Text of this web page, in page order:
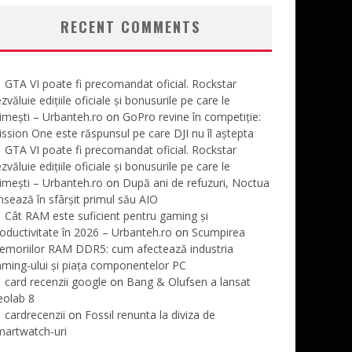
RECENT COMMENTS
GTA VI poate fi precomandat oficial. Rockstar
edițiile oficiale și bonusurile pe care le
– Urbanteh.ro on GoPro revine în competiție:
One este răspunsul pe care DJI nu îl aștepta
GTA VI poate fi precomandat oficial. Rockstar
edițiile oficiale și bonusurile pe care le
– Urbanteh.ro on După ani de refuzuri, Noctua
în sfârșit primul său AIO
Cât RAM este suficient pentru gaming și
în 2026 – Urbanteh.ro on Scumpirea
RAM DDR5: cum afectează industria
ului și piața componentelor PC
card recenzii google on Bang & Olufsen a lansat
8
cardrecenzii on Fossil renunta la diviza de
uri